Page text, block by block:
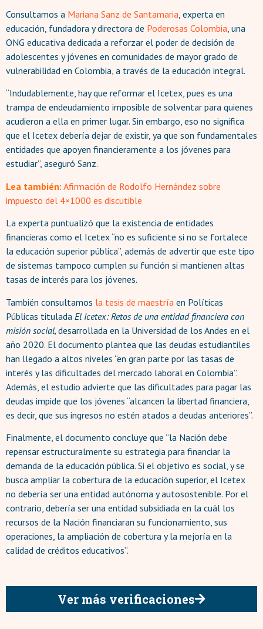
Consultamos a Mariana Sanz de Santamaria, experta en
educación, fundadora y directora de Poderosas Colombia, una
ONG educativa dedicada a reforzar el poder de decisión de
adolescentes y jóvenes en comunidades de mayor grado de
vulnerabilidad en Colombia, a través de la educación integral.
“Indudablemente, hay que reformar el Icetex, pues es una
trampa de endeudamiento imposible de solventar para quienes
acudieron a ella en primer lugar. Sin embargo, eso no significa
que el Icetex debería dejar de existir, ya que son fundamentales
entidades que apoyen financieramente a los jóvenes para
estudiar”, aseguró Sanz.
Lea también: Afirmación de Rodolfo Hernández sobre
impuesto del 4×1000 es discutible
La experta puntualizó que la existencia de entidades
financieras como el Icetex “no es suficiente si no se fortalece
la educación superior pública”, además de advertir que este tipo
de sistemas tampoco cumplen su función si mantienen altas
tasas de interés para los jóvenes.
También consultamos la tesis de maestría en Políticas
Públicas titulada El Icetex: Retos de una entidad financiera con
misión social, desarrollada en la Universidad de los Andes en el
año 2020. El documento plantea que las deudas estudiantiles
han llegado a altos niveles “en gran parte por las tasas de
interés y las dificultades del mercado laboral en Colombia”.
Además, el estudio advierte que las dificultades para pagar las
deudas impide que los jóvenes “alcancen la libertad financiera,
es decir, que sus ingresos no estén atados a deudas anteriores”.
Finalmente, el documento concluye que “la Nación debe
repensar estructuralmente su estrategia para financiar la
demanda de la educación pública. Si el objetivo es social, y se
busca ampliar la cobertura de la educación superior, el Icetex
no debería ser una entidad autónoma y autosostenible. Por el
contrario, debería ser una entidad subsidiada en la cuál los
recursos de la Nación financiaran su funcionamiento, sus
operaciones, la ampliación de cobertura y la mejoría en la
calidad de créditos educativos”.
Ver más verificaciones